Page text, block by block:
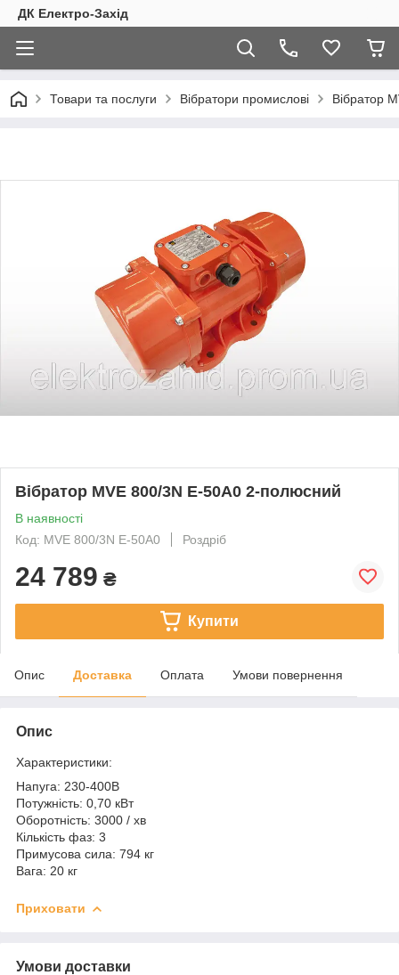
ДК Електро-Захід
Товари та послуги Вібратори промислові Вібратор
Вібратор MVE 800/3N E-50A0 2-полюсний
В наявності
Код: MVE 800/3N E-50A0
Роздріб
24 789 ₴
Купити
Опис Доставка Оплата Умови повернення
Опис
Характеристики:
Напуга: 230-400В
Потужність: 0,70 кВт
Оборотність: 3000 / хв
Кількість фаз: 3
Примусова сила: 794 кг
Вага: 20 кг
Приховати
Умови доставки